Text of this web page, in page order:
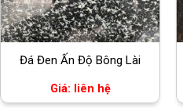
Đá Đen Ấn Độ Bông Lài
Giá: liên hệ